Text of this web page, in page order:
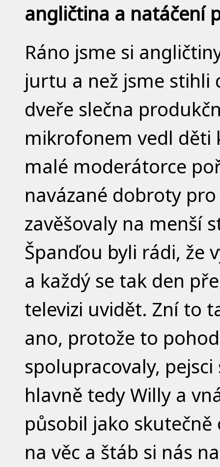
angličtina a natáčení
Ráno jsme si
jurtu a než jsme stihli
dveře slečna
mikrofonem vedl děti
malé moderátorce
navázané dobroty
zavěšovaly na menší
Španďou byli rádi, že
a každý se tak den
televizi uvidět. Zní to
ano, protože to
spolupracovaly,
hlavně tedy Willy a
působil jako
na věc a štáb si nás